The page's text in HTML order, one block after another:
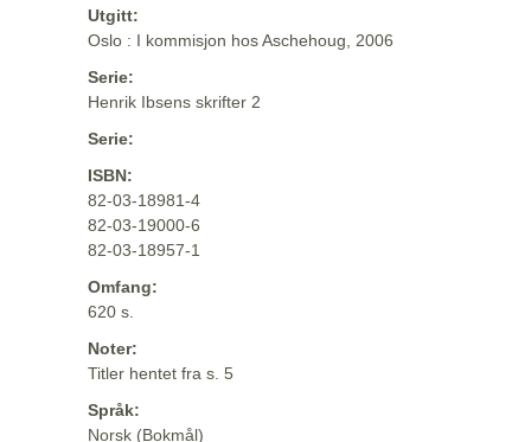
Utgitt:
Oslo : I kommisjon hos Aschehoug, 2006
Serie:
Henrik Ibsens skrifter 2
Serie:
ISBN:
82-03-18981-4
82-03-19000-6
82-03-18957-1
Omfang:
620 s.
Noter:
Titler hentet fra s. 5
Språk:
Norsk (Bokmål)